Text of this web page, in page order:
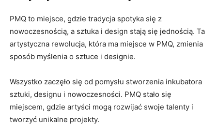
PMQ to miejsce, gdzie tradycja spotyka się z
nowoczesnością, ​a sztuka‍ i design stają się jednością. Ta
artystyczna rewolucja, która ma‌ miejsce ⁤w PMQ, zmienia‌
sposób myślenia o sztuce i designie.
Wszystko ⁣zaczęło się od pomysłu stworzenia‌ inkubatora
sztuki, designu i nowoczesności. PMQ⁤ stało się‌
miejscem,⁣ gdzie artyści mogą rozwijać swoje talenty i
tworzyć unikalne projekty.